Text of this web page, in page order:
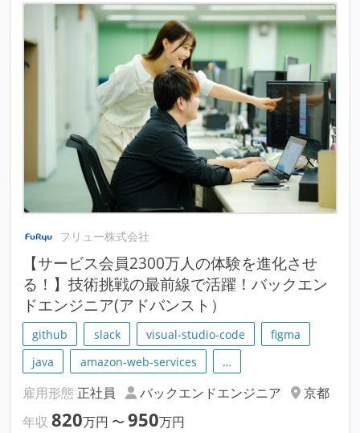
フリュー株式会社
【サービス会員2300万人の体験を進化させ
る！】技術挑戦の最前線で活躍！バックエン
ドエンジニア(アドバンスト）
github slack visual-studio-code
figma
java
amazon-web-services …
雇用形態 正社員 バックエンドエンジニア
京都
年収 820万円 〜 950万円